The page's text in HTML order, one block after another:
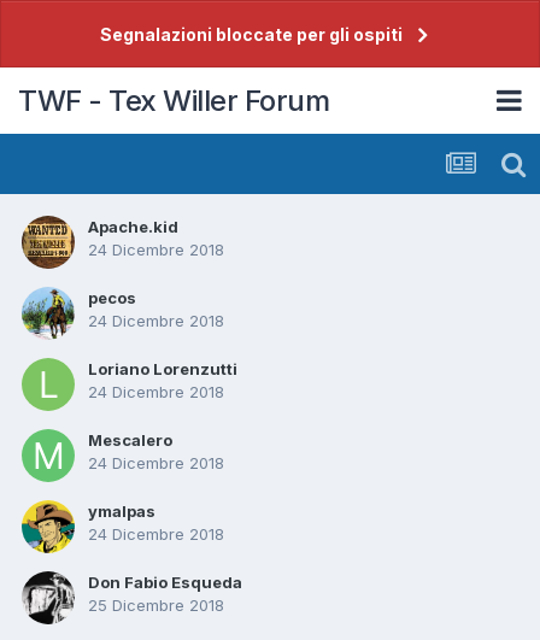
Segnalazioni bloccate per gli ospiti
TWF - Tex Willer Forum
Apache.kid
24 Dicembre 2018
pecos
24 Dicembre 2018
Loriano Lorenzutti
24 Dicembre 2018
Mescalero
24 Dicembre 2018
ymalpas
24 Dicembre 2018
Don Fabio Esqueda
25 Dicembre 2018